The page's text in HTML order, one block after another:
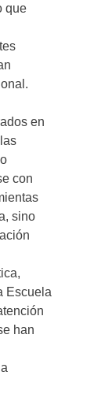
que
en
con
sino
Escuela
han